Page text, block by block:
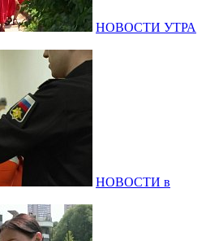
НОВОСТИ УТРА
НОВОСТИ в